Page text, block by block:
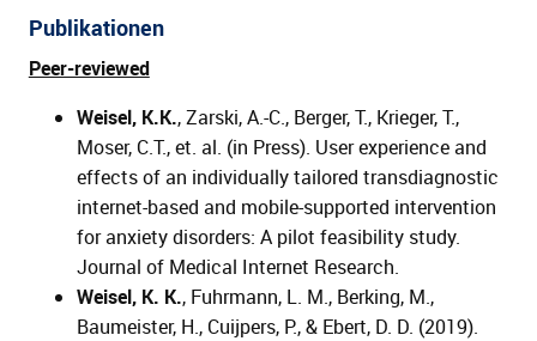
Publikationen
Peer-reviewed
Weisel, K.K., Zarski, A.-C., Berger, T., Krieger, T.,
Moser, C.T., et. al. (in Press). User experience and
effects of an individually tailored transdiagnostic
internet-based and mobile-supported intervention
for anxiety disorders: A pilot feasibility study.
Journal of Medical Internet Research.
Weisel, K. K., Fuhrmann, L. M., Berking, M.,
Baumeister, H., Cuijpers, P., & Ebert, D. D. (2019).